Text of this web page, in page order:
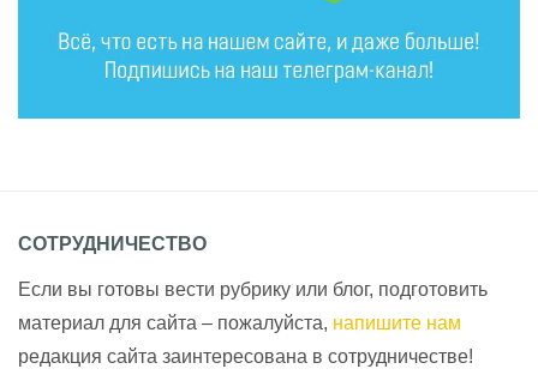
СОТРУДНИЧЕСТВО
Если вы готовы вести рубрику или блог, подготовить
материал для сайта – пожалуйста, напишите нам
редакция сайта заинтересована в сотрудничестве!